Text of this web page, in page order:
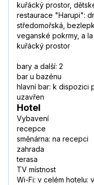
kuřácký prostor,
restaurace "Harupi":
středomořská,
veganské pokrmy, a
kuřácký prostor
bary a další: 2
bar u bazénu
hlavní bar: k dispozici
uzavřen
Hotel
Vybavení
recepce
směnárna: na recepci
zahrada
terasa
TV místnost
Wi-Fi: v celém hotelu: